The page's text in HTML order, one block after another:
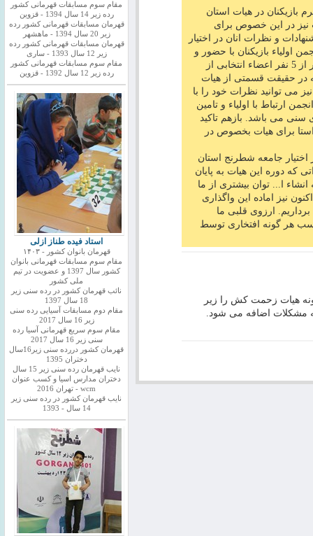
بازیکنان در هیات استان
نیز در این خصوص برای
و نظرات انان در اختیار
اولیاء بازیکنان با حضور و
انتخاب والدین تشکیل شده که اتفاقا 3 نفر از 5 نفر اعضاء انتخابی از
در حقیقت قسمتی از هیات
می توانید نظرات خود را با
ارتباط با اولیاء و تامین
سنی می باشد. بازهم تاکید
برای هیات بخصوص در
اختیار جامعه شطرنج استان
که دوره این هیات به پایان
ا... توان بیشتری از ما
نیز اماده این واگذاری
ارزوی قلبی ما
هر گونه افتخاری توسط
هیات زحمت کش را زیر
مشکلات اضافه می شود.
مقام سوم مسابقات قهرمانی کشور
رده زیر 14 سال 1394 - قزوین
قهرمان مسابقات قهرمانی کشور رده
زیر 20 سال 1394 - ماهشهر
قهرمان مسابقات قهرمانی کشور رده
زیر 12 سال 1393 - ساری
مقام سوم مسابقات قهرمانی کشور
رده زیر 12 سال 1392 - قزوین
استاد فیده طناز ازلی
قهرمان بانوان کشور - ۱۴۰۳
مقام سوم مسابقات قهرمانی بانوان
کشور سال 1397 و عضویت در تیم
ملی کشور
نائب قهرمان کشور در رده سنی زیر
18 سال 1397
مقام دوم مسابقات آسیایی رده سنی
زیر 16 سال 2017
مقام سوم سریع قهرمانی آسیا رده
سنی زیر 16 سال 2017
قهرمان کشور دررده سنی زیر16سال
دختران 1395
نایب قهرمان رده سنی زیر 15 سال
دختران مدارس اسیا و کسب عنوان
wcm - تهران 2016
نایب قهرمان کشور در رده سنی زیر
14 سال - 1393